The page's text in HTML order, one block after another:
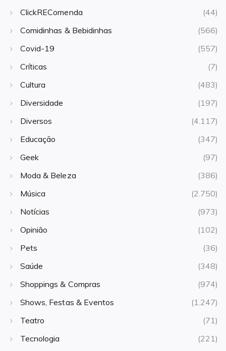
ClickREComenda
(44)
Comidinhas & Bebidinhas
(566)
Covid-19
(557)
Críticas
(7)
Cultura
(483)
Diversidade
(197)
Diversos
(4.117)
Educação
(347)
Geek
(97)
Moda & Beleza
(386)
Música
(2.750)
Notícias
(973)
Opinião
(102)
Pets
(36)
Saúde
(348)
Shoppings & Compras
(974)
Shows, Festas & Eventos
(1.247)
Teatro
(71)
Tecnologia
(221)